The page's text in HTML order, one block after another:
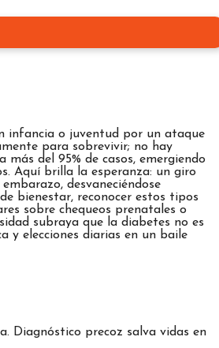
infancia o juventud por un ataque
para sobrevivir; no hay
del 95% de casos, emergiendo
Aquí brilla la esperanza: un giro
desvaneciéndose
bienestar, reconocer estos tipos
sobre chequeos prenatales o
subraya que la diabetes no es
y elecciones diarias en un baile
Diagnóstico precoz salva vidas en